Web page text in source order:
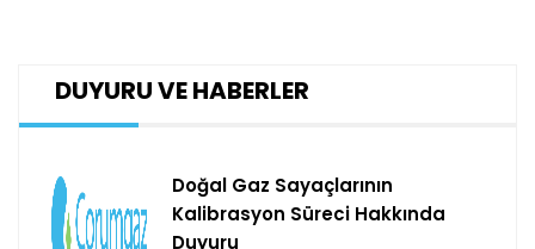
DUYURU VE HABERLER
Doğal Gaz Sayaçlarının
Kalibrasyon Süreci Hakkında
Duyuru